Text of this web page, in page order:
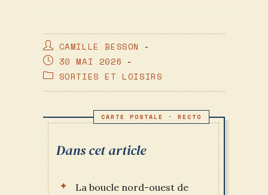
AUTEUR/AUTRICE
DE
LA
PUBLICATION :
CAMILLE BESSON
PUBLICATION
PUBLIÉE :
30 MAI 2026
POSTSORTIES ET LOISIRS
Dans cet article
La boucle nord-ouest de